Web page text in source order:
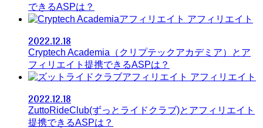
できるASPは？
アフィリエイト
2022.12.18
Cryptech Academia（クリプテックアカデミア）とア
フィリエイト提携できるASPは？
アフィリエイト
2022.12.18
ZuttoRideClub(ずっとライドクラブ)とアフィリエイト
提携できるASPは？